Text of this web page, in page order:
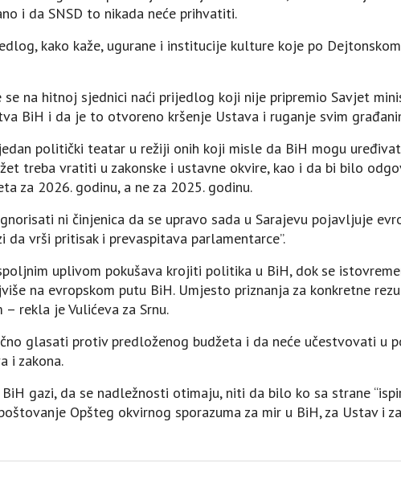
i da SNSD to nikada neće prihvatiti.
kako kaže, ugurane i institucije kulture koje po
se na hitnoj sjednici naći prijedlog koji nije pripremio Savjet
BiH i da je to otvoreno kršenje Ustava i ruganje svim
politički teatar u režiji onih koji misle da BiH mogu
treba vratiti u zakonske i ustavne okvire, kao i da bi bilo
za 2026. godinu, a ne za 2025. godinu.
ni činjenica da se upravo sada u Sarajevu pojavljuje
da vrši pritisak i prevaspitava parlamentarce”.
uplivom pokušava krojiti politika u BiH, dok se
na evropskom putu BiH. Umjesto priznanja za konkretne
rekla je Vulićeva za Srnu.
glasati protiv predloženog budžeta i da neće učestvovati u
i zakona.
gazi, da se nadležnosti otimaju, niti da bilo ko sa strane
Opšteg okvirnog sporazuma za mir u BiH, za Ustav i